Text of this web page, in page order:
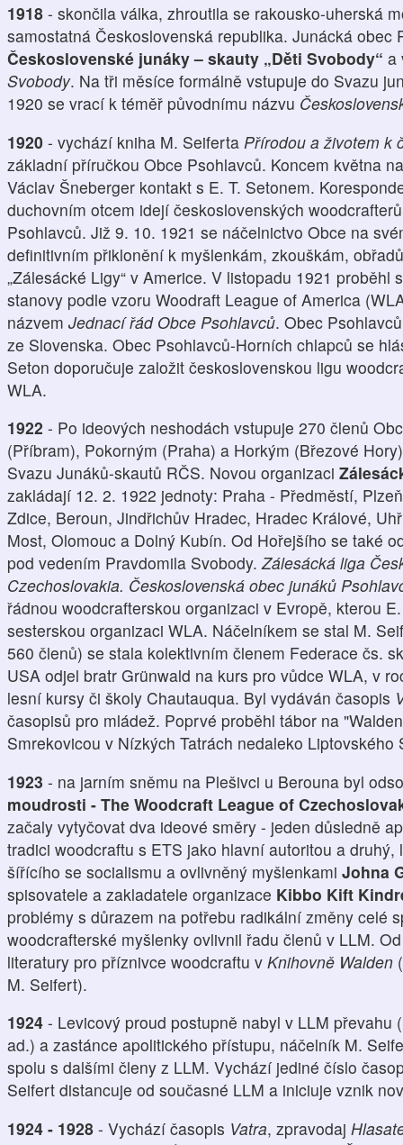
1918 - skončila válka, zhroutila se rakousko-uherská
samostatná Československá republika. Junácká obec
Československé junáky – skauty „Děti Svobody“ a
Svobody. Na tři měsíce formálně vstupuje do Svazu
1920 se vrací k téměř původnímu názvu
1920 - vychází kniha M. Seiferta Přírodou a životem k
základní příručkou Obce Psohlavců. Koncem května
Václav Šneberger kontakt s E. T. Setonem.
duchovním otcem idejí československých
Psohlavců. Již 9. 10. 1921 se náčelnictvo Obce na
definitivním přiklonění k myšlenkám, zkouškám,
„Zálesácké Ligy“ v Americe. V listopadu 1921 proběhl
stanovy podle vzoru Woodraft League of America
názvem Jednací řád Obce Psohlavců. Obec
ze Slovenska. Obec Psohlavců-Horních chlapců se
Seton doporučuje založit československou ligu
WLA.
1922 - Po ideových neshodách vstupuje 270 členů
(Příbram), Pokorným (Praha) a Horkým (Březové
Svazu Junáků-skautů RČS. Novou organizaci
zakládají 12. 2. 1922 jednoty: Praha - Předměstí,
Zdice, Beroun, Jindřichův Hradec, Hradec Králové,
Most, Olomouc a Dolný Kubín. Od Hořejšího se také
pod vedením Pravdomila Svobody.Zálesácká liga
Czechoslovakia. Československá obec junáků
řádnou woodcrafterskou organizaci v Evropě, kterou
sesterskou organizaci WLA. Náčelníkem se stal M.
560 členů) se stala kolektivním členem Federace čs.
USA odjel bratr Grünwald na kurs pro vůdce WLA, v
lesní kursy či školy Chautauqua. Byl vydáván časopis
časopisů pro mládež. Poprvé proběhl tábor na
Smrekovicou v Nízkých Tatrách nedaleko Liptovského
1923 - na jarním sněmu na Plešivci u Berouna byl
moudrosti - The Woodcraft League of
začaly vytyčovat dva ideové směry - jeden důsledně
tradici woodcraftu s ETS jako hlavní autoritou a
šířícího se socialismu a ovlivněný myšlenkami Johna
spisovatele a zakladatele organizace Kibbo Kift
problémy s důrazem na potřebu radikální změny celé
woodcrafterské myšlenky ovlivnil řadu členů v LLM.
literatury pro příznivce woodcraftu v Knihovně Walden
M. Seifert).
1924 - Levicový proud postupně nabyl v LLM převahu (
ad.) a zastánce apolitického přístupu, náčelník M.
spolu s dalšími členy z LLM. Vychází jediné číslo
Seifert distancuje od současné LLM a iniciuje vznik
1924 - 1928 - Vychází časopis Vatra, zpravodaj